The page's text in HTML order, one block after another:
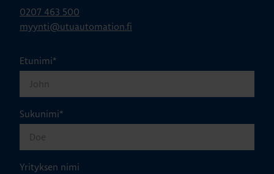
0207 463 500
myynti@utuautomation.fi
Etunimi*
Sukunimi*
Yrityksen nimi